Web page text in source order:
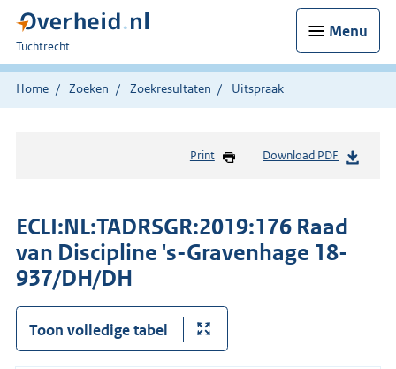
Menu
U
bent
hier:
Tuchtrecht
Home Zoeken Zoekresultaten Uitspraak
Print Download PDF
ECLI:NL:TADRSGR:2019:176 Raad
van Discipline 's-Gravenhage 18-
937/DH/DH
Toon volledige tabel